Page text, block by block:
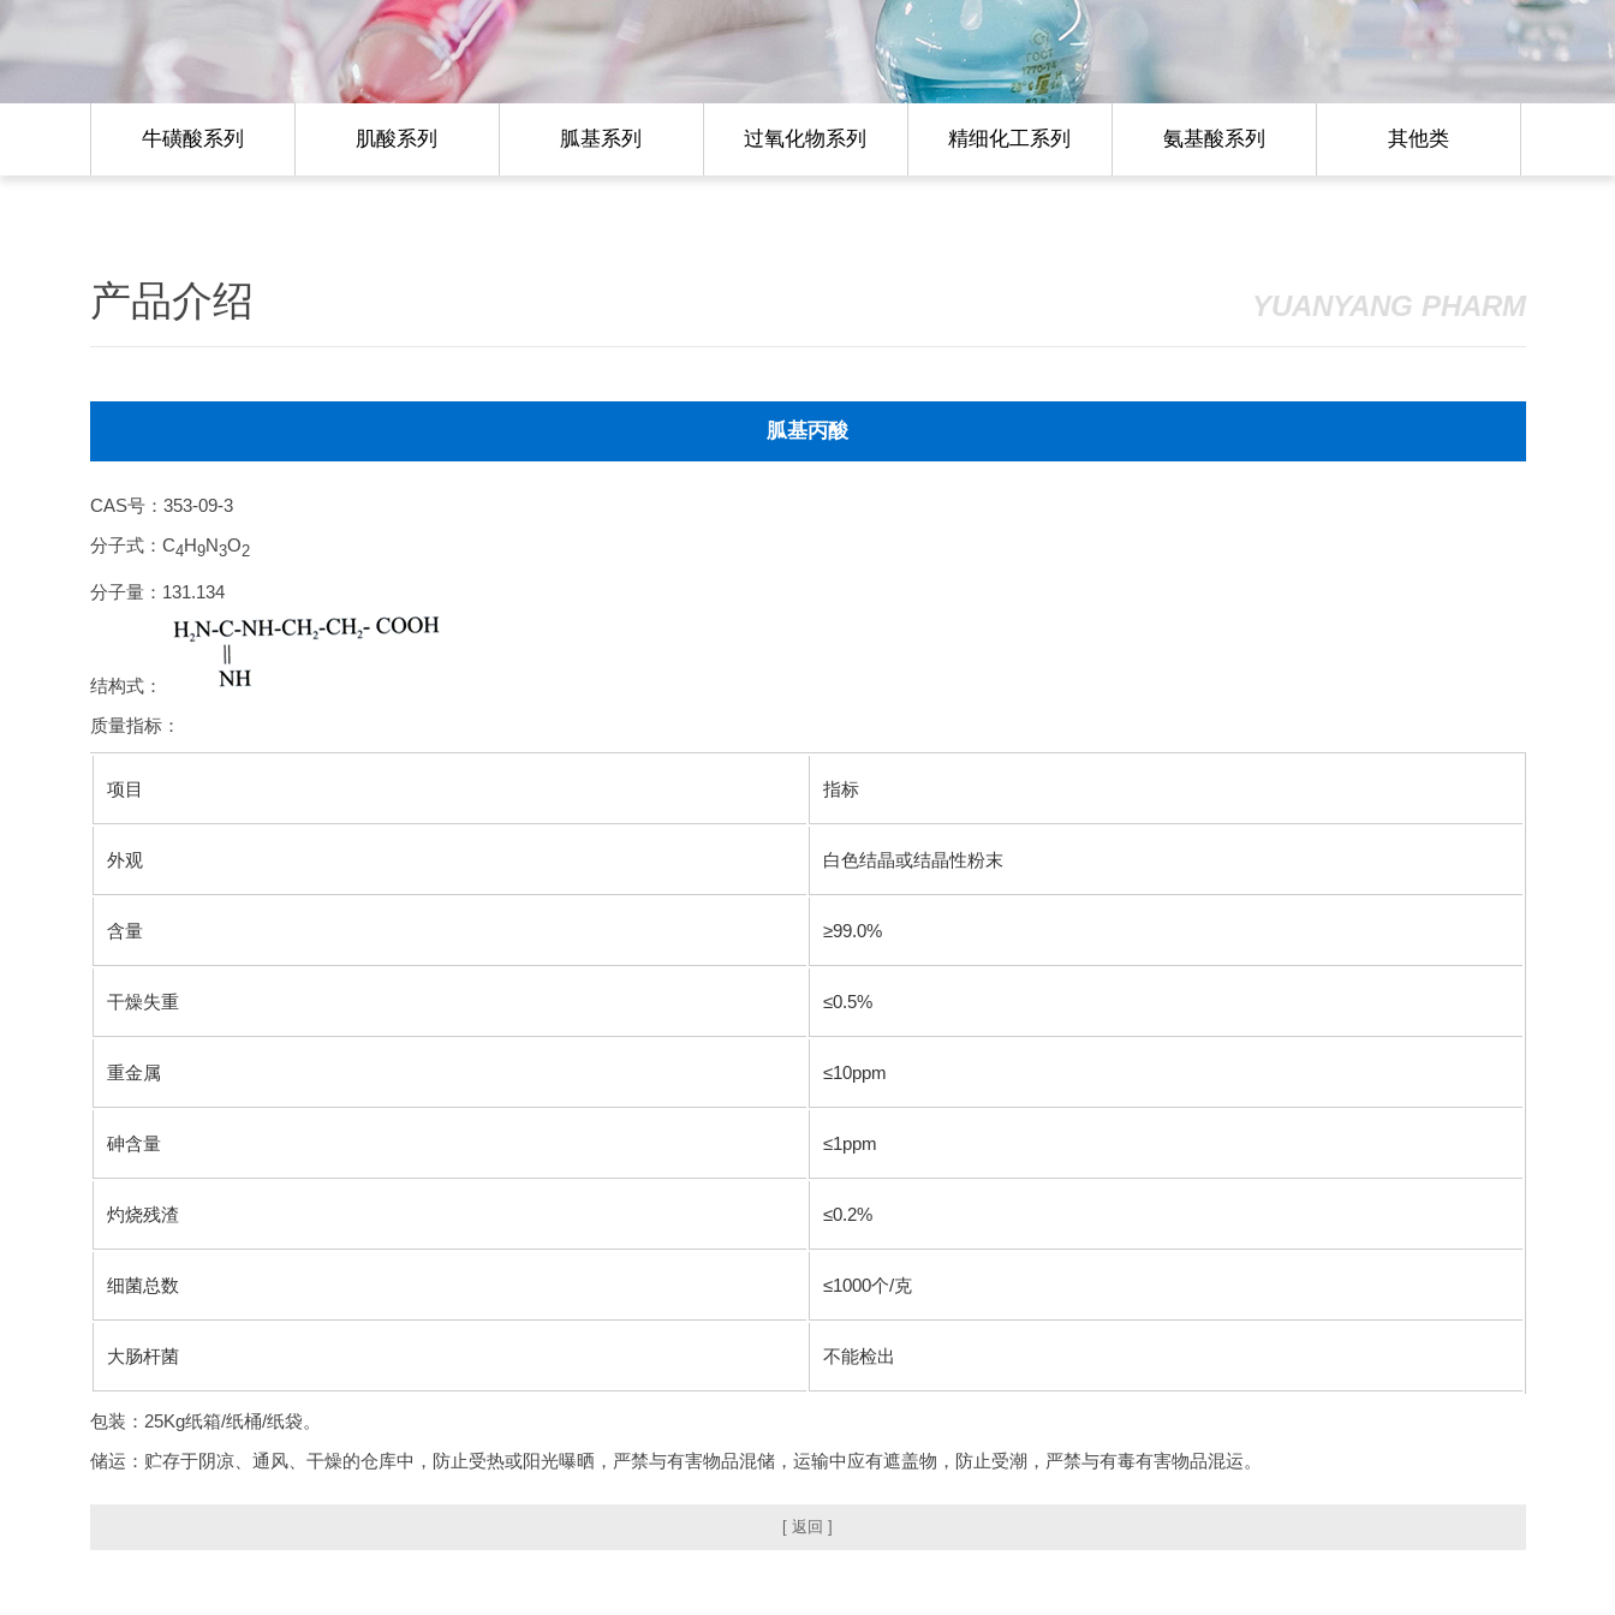
牛磺酸系列 肌酸系列 胍基系列 过氧化物系列 精细化工系列 氨基酸系列 其他类
产品介绍 YUANYANG PHARM
胍基丙酸
CAS号：353-09-3
分子式：C4H9N3O2
分子量：131.134
结构式：
质量指标：
项目 指标
外观 白色结晶或结晶性粉末
含量 ≥99.0%
干燥失重 ≤0.5%
重金属 ≤10ppm
砷含量 ≤1ppm
灼烧残渣 ≤0.2%
细菌总数 ≤1000个/克
大肠杆菌 不能检出
包装：25Kg纸箱/纸桶/纸袋。
储运：贮存于阴凉、通风、干燥的仓库中，防止受热或阳光曝晒，严禁与有害物品混储，运输中应有遮盖物，防止受潮，严禁与有毒有害物品混运。
[ 返回 ]